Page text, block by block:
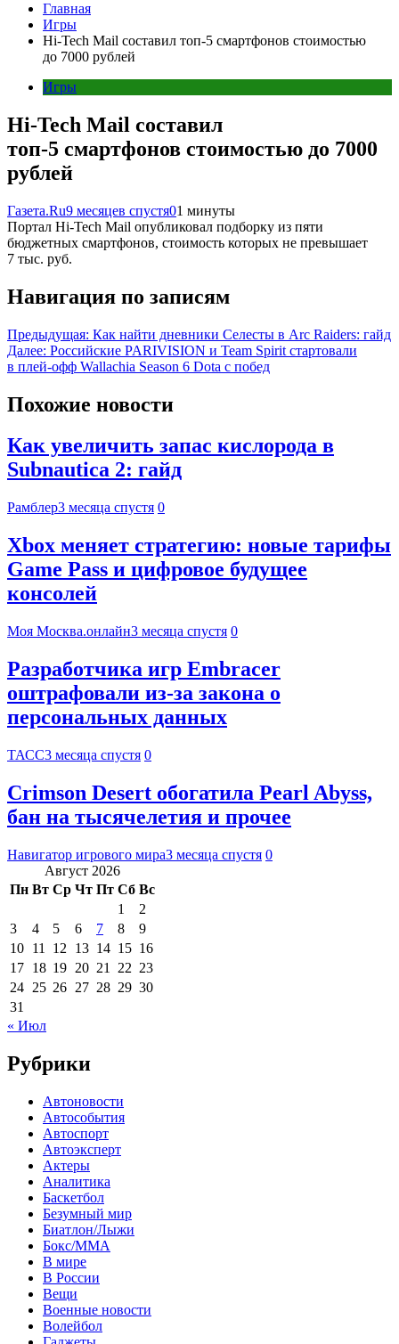
Главная
Игры
Hi-Tech Mail составил топ-5 смартфонов стоимостью
до 7000 рублей
Игры
Hi-Tech Mail составил
топ-5 смартфонов стоимостью до 7000
рублей
Газета.Ru9 месяцев спустя01 минуты
Портал Hi-Tech Mail опубликовал подборку из пяти
бюджетных смартфонов, стоимость которых не превышает
7 тыс. руб.
Навигация по записям
Предыдущая: Как найти дневники Селесты в Arc Raiders: гайд
Далее: Российские PARIVISION и Team Spirit стартовали
в плей-офф Wallachia Season 6 Dota с побед
Похожие новости
Как увеличить запас кислорода в
Subnautica 2: гайд
Рамблер3 месяца спустя 0
Xbox меняет стратегию: новые тарифы
Game Pass и цифровое будущее
консолей
Моя Москва.онлайн3 месяца спустя 0
Разработчика игр Embracer
оштрафовали из-за закона о
персональных данных
ТАСС3 месяца спустя 0
Crimson Desert обогатила Pearl Abyss,
бан на тысячелетия и прочее
Навигатор игрового мира3 месяца спустя 0
Август 2026
Пн Вт Ср Чт Пт Сб Вс
1
2
3
4 5 6 7 8
9
10 11 12 13 14 15 16
17 18 19 20 21 22 23
24 25 26 27 28 29 30
31
« Июл
Рубрики
Автоновости
Автособытия
Автоспорт
Автоэксперт
Актеры
Аналитика
Баскетбол
Безумный мир
Биатлон/Лыжи
Бокс/MMA
В мире
В России
Вещи
Военные новости
Волейбол